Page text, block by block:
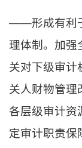
——形成有利
理体制。加强
关对下级审计
关人财物管理
各层级审计资
定审计职责保